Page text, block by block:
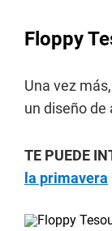
Floppy
Una vez
un diseño
TE PUEDE
la primavera